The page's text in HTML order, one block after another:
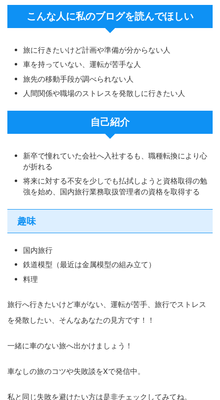
こんな人に私のブログを読んでほしい
旅に行きたいけど計画や準備が分からない人
車を持っていない、運転が苦手な人
旅先の移動手段が調べられない人
人間関係や職場のストレスを発散しに行きたい人
自己紹介
新卒で憧れていた会社へ入社するも、職種転換により心
が折れる
将来に対する不安を少しでも払拭しようと資格取得の勉
強を始め、国内旅行業務取扱管理者の資格を取得する
趣味
国内旅行
鉄道模型（最近は金属模型の組み立て）
料理
旅行へ行きたいけど車がない、運転が苦手、旅行でストレス
を発散したい、そんなあなたの見方です！！
一緒に車のない旅へ出かけましょう！
車なしの旅のコツや失敗談をXで発信中。
私と同じ失敗を避けたい方は是非チェックしてみてね。